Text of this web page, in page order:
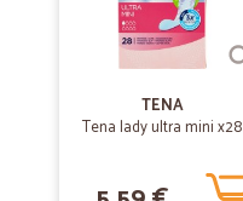
TENA
Tena lady ultra mini x28